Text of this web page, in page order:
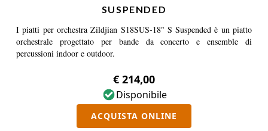
SUSPENDED
I piatti per orchestra Zildjian S18SUS-18" S Suspended è un piatto
orchestrale progettato per bande da concerto e ensemble di
percussioni indoor e outdoor.
€ 214,00
Disponibile
ACQUISTA ONLINE